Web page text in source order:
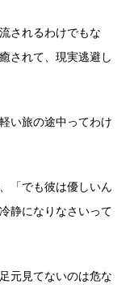
されるわけでもな
されて、現実逃避し
い旅の途中ってわけ
「でも彼は優しいん
静になりなさいって
元見てないのは危な